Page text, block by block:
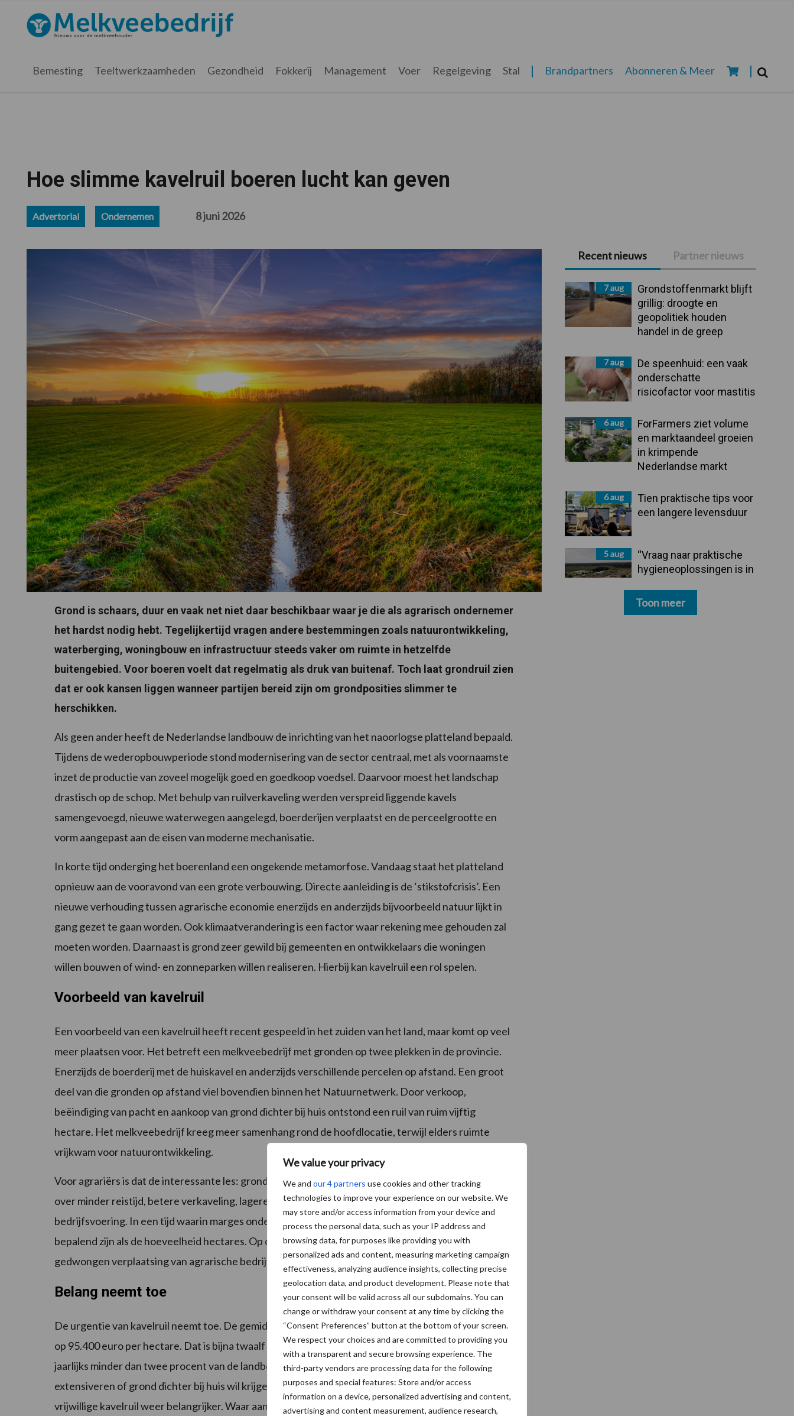
We value your privacy
We and our 4 partners use cookies and other tracking
technologies to improve your experience on our website. We
may store and/or access information from your device and
process the personal data, such as your IP address and
browsing data, for purposes like providing you with
personalized ads and content, measuring marketing campaign
effectiveness, analyzing audience insights, collecting precise
geolocation data, and product development. Please note that
your consent will be valid across all our subdomains. You can
change or withdraw your consent at any time by clicking the
“Consent Preferences” button at the bottom of your screen.
We respect your choices and are committed to providing you
with a transparent and secure browsing experience. The
third-party vendors are processing data for the following
purposes and special features: Store and/or access
information on a device, personalized advertising and content,
advertising and content measurement, audience research,
hoofdnavigatie
hoofd
eerste
voettekst
Melkveebedrijf.nl
Bemesting Teeltwerkzaamheden Gezondheid Fokkerij Management Voer Regelgeving Stal Brandpartners Abonneren & Meer
Hoe slimme kavelruil boeren lucht kan geven
Advertorial Ondernemen 8 juni 2026
Grond is schaars, duur en vaak net niet daar beschikbaar waar je die als agrarisch ondernemer
het hardst nodig hebt. Tegelijkertijd vragen andere bestemmingen zoals natuurontwikkeling,
waterberging, woningbouw en infrastructuur steeds vaker om ruimte in hetzelfde
buitengebied. Voor boeren voelt dat regelmatig als druk van buitenaf. Toch laat grondruil zien
dat er ook kansen liggen wanneer partijen bereid zijn om grondposities slimmer te
herschikken.
Als geen ander heeft de Nederlandse landbouw de inrichting van het naoorlogse platteland bepaald.
Tijdens de wederopbouwperiode stond modernisering van de sector centraal, met als voornaamste
inzet de productie van zoveel mogelijk goed en goedkoop voedsel. Daarvoor moest het landschap
drastisch op de schop. Met behulp van ruilverkaveling werden verspreid liggende kavels
samengevoegd, nieuwe waterwegen aangelegd, boerderijen verplaatst en de perceelgrootte en
vorm aangepast aan de eisen van moderne mechanisatie.
In korte tijd onderging het boerenland een ongekende metamorfose. Vandaag staat het platteland
opnieuw aan de vooravond van een grote verbouwing. Directe aanleiding is de ‘stikstofcrisis’. Een
nieuwe verhouding tussen agrarische economie enerzijds en anderzijds bijvoorbeeld natuur lijkt in
gang gezet te gaan worden. Ook klimaatverandering is een factor waar rekening mee gehouden zal
moeten worden. Daarnaast is grond zeer gewild bij gemeenten en ontwikkelaars die woningen
willen bouwen of wind- en zonneparken willen realiseren. Hierbij kan kavelruil een rol spelen.
Voorbeeld van kavelruil
Een voorbeeld van een kavelruil heeft recent gespeeld in het zuiden van het land, maar komt op veel
meer plaatsen voor. Het betreft een melkveebedrijf met gronden op twee plekken in de provincie.
Enerzijds de boerderij met de huiskavel en anderzijds verschillende percelen op afstand. Een groot
deel van die gronden op afstand viel bovendien binnen het Natuurnetwerk. Door verkoop,
beëindiging van pacht en aankoop van grond dichter bij huis ontstond een ruil van ruim vijftig
hectare. Het melkveebedrijf kreeg meer samenhang rond de hoofdlocatie, terwijl elders ruimte
vrijkwam voor natuurontwikkeling.
Voor agrariërs is dat de interessante les: grondruil gaat niet alleen over natuur. Het kan ook gaan
over minder reistijd, betere verkaveling, lagere bewerkingskosten en meer overzicht in de
bedrijfsvoering. In een tijd waarin marges onder druk staan, kan de ligging van grond bijna net zo
bepalend zijn als de hoeveelheid hectares. Op deze manier snijdt het mes aan twee kanten en is
gedwongen verplaatsing van agrarische bedrijven in de buurt van natuurgebieden niet nodig.
Belang neemt toe
De urgentie van kavelruil neemt toe. De gemiddelde agrarische grondprijs in Nederland lag in 2025
op 95.400 euro per hectare. Dat is bijna twaalf procent meer dan een jaar eerder… Tegelijk wisselt
jaarlijks minder dan twee procent van de landbouwgrond van eigenaar. Wie wil uitbreiden,
extensiveren of grond dichter bij huis wil krijgen, merkt dus hoe krap de markt is. Juist daarom wordt
vrijwillige kavelruil weer belangrijker. Waar aankoop vaak lastig of te duur is, kan ruilen beweging
Primaire
Sidebar
Recent nieuws Partner nieuws
7 aug
Grondstoffenmarkt blijft
grillig: droogte en
geopolitiek houden
handel in de greep
7 aug
De speenhuid: een vaak
onderschatte
risicofactor voor mastitis
6 aug
ForFarmers ziet volume
en marktaandeel groeien
in krimpende
Nederlandse markt
6 aug
Tien praktische tips voor
een langere levensduur
5 aug
“Vraag naar praktische
hygieneoplossingen is in
Toon meer